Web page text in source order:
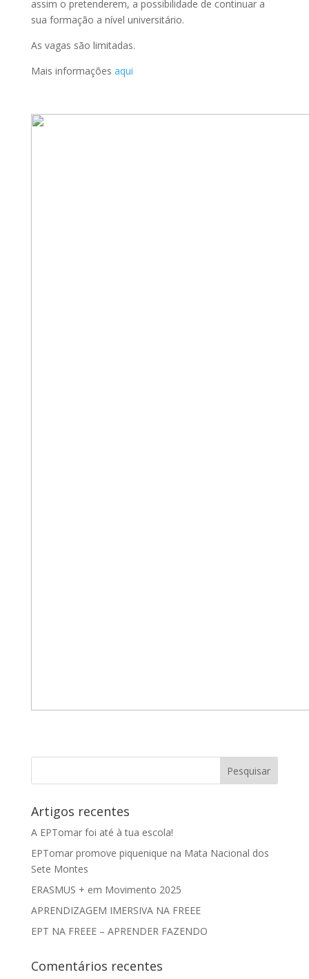
assim o pretenderem, a possibilidade de continuar a
sua formação a nível universitário.
As vagas são limitadas.
Mais informações aqui
Artigos recentes
A EPTomar foi até à tua escola!
EPTomar promove piquenique na Mata Nacional dos
Sete Montes
ERASMUS + em Movimento 2025
APRENDIZAGEM IMERSIVA NA FREEE
EPT NA FREEE – APRENDER FAZENDO
Comentários recentes